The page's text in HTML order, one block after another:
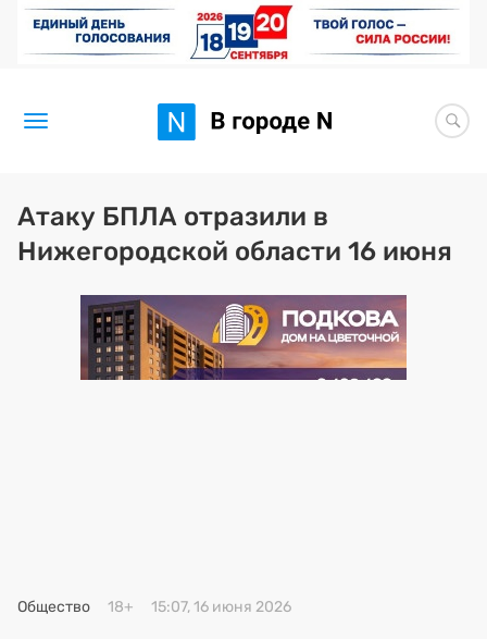
Новости
Статьи
Здоровье
BORЩ
Атаку БПЛА отразили в
Нижегородской области 16 июня
Общество 18+ 15:07, 16 июня 2026